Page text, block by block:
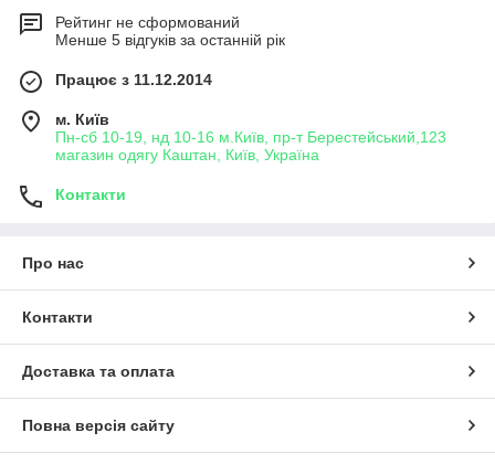
Рейтинг не сформований
Менше 5 відгуків за останній рік
Працює з 11.12.2014
м. Київ
Пн-сб 10-19, нд 10-16 м.Київ, пр-т Берестейський,123
магазин одягу Каштан, Київ, Україна
Контакти
Про нас
Контакти
Доставка та оплата
Повна версія сайту